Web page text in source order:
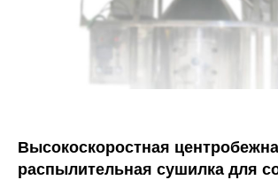
Высокоскоростная
распылительная сушилка для